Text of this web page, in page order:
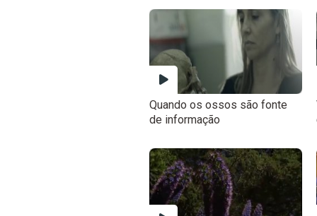
Quando os ossos são fonte
de informação